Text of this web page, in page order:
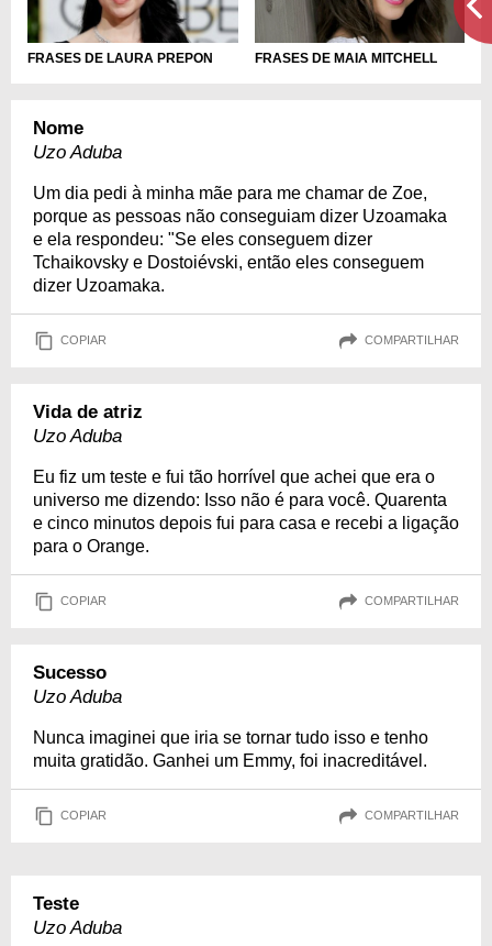
FRASES DE LAURA PREPON FRASES DE MAIA MITCHELL
Nome
Uzo Aduba
Um dia pedi à minha mãe para me chamar de Zoe,
porque as pessoas não conseguiam dizer Uzoamaka
e ela respondeu: "Se eles conseguem dizer
Tchaikovsky e Dostoiévski, então eles conseguem
dizer Uzoamaka.
COPIAR COMPARTILHAR
Vida de atriz
Uzo Aduba
Eu fiz um teste e fui tão horrível que achei que era o
universo me dizendo: Isso não é para você. Quarenta
e cinco minutos depois fui para casa e recebi a ligação
para o Orange.
COPIAR COMPARTILHAR
Sucesso
Uzo Aduba
Nunca imaginei que iria se tornar tudo isso e tenho
muita gratidão. Ganhei um Emmy, foi inacreditável.
COPIAR COMPARTILHAR
Teste
Uzo Aduba